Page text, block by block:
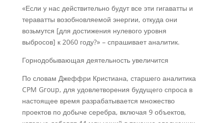
«Если у нас действительно будут все эти гигаватты и
тераватты возобновляемой энергии, откуда они
возьмутся [для достижения нулевого уровня
выбросов] к 2060 году?» – спрашивает аналитик.
Горнодобывающая деятельность увеличится
По словам Джеффри Кристиана, старшего аналитика
CPM Group, для удовлетворения будущего спроса в
настоящее время разрабатывается множество
проектов по добыче серебра, включая 9 объектов,